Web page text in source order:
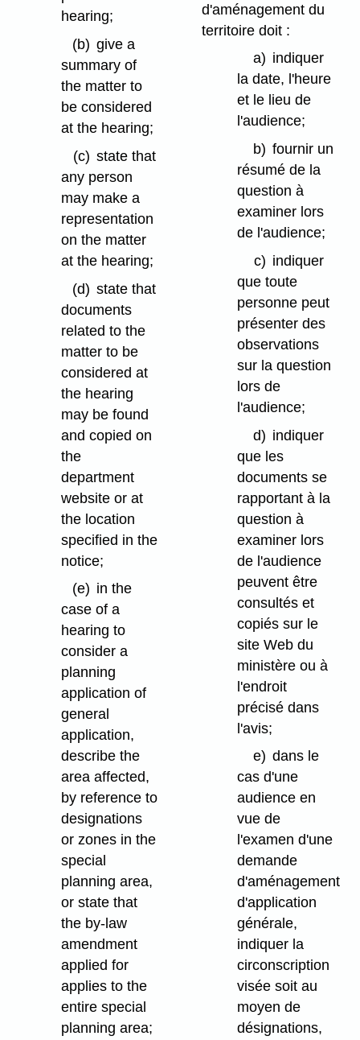
hearing;
(b) give a
summary of
the matter to
be considered
at the hearing;
(c) state that
any person
may make a
representation
on the matter
at the hearing;
(d) state that
documents
related to the
matter to be
considered at
the hearing
may be found
and copied on
the
department
website or at
the location
specified in the
notice;
(e) in the
case of a
hearing to
consider a
planning
application of
general
application,
describe the
area affected,
by reference to
designations
or zones in the
special
planning area,
or state that
the by-law
amendment
applied for
applies to the
entire special
planning area;
d'aménagement du
territoire doit :
a) indiquer
la date, l'heure
et le lieu de
l'audience;
b) fournir un
résumé de la
question à
examiner lors
de l'audience;
c) indiquer
que toute
personne peut
présenter des
observations
sur la question
lors de
l'audience;
d) indiquer
que les
documents se
rapportant à la
question à
examiner lors
de l'audience
peuvent être
consultés et
copiés sur le
site Web du
ministère ou à
l'endroit
précisé dans
l'avis;
e) dans le
cas d'une
audience en
vue de
l'examen d'une
demande
d'aménagement
d'application
générale,
indiquer la
circonscription
visée soit au
moyen de
désignations,